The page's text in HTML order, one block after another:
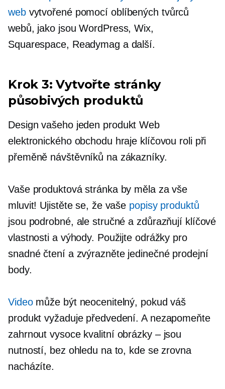
webvytvořené pomocí oblíbených tvůrců
webů, jako jsou WordPress, Wix,
Squarespace, Readymag a další.
Krok 3: Vytvořte stránky
působivých produktů
Design vašeho jeden produkt Web
elektronického obchodu hraje klíčovou roli při
přeměně návštěvníků na zákazníky.
Vaše produktová stránka by měla za vše
mluvit! Ujistěte se, že vaše popisy produktů
jsou podrobné, ale stručné a zdůrazňují klíčové
vlastnosti a výhody. Použijte odrážky pro
snadné čtení a zvýrazněte jedinečné prodejní
body.
Videomůže být neocenitelný, pokud váš
produkt vyžaduje předvedení. A nezapomeňte
zahrnoutvysoce kvalitníobrázky – jsou
nutností, bez ohledu na to, kde se zrovna
nacházíte.